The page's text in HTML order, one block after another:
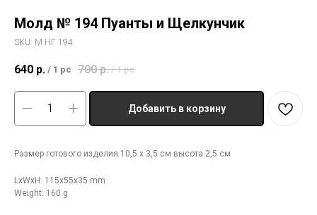
Молд № 194 Пуанты и Щелкунчик
SKU: М НГ 194
640 р. / 1 pc 700 р. / 1 pc
Добавить в корзину
Размер готового изделия 10,5 х 3,5 см высота 2,5 см
LxWxH: 115x55x35 mm
Weight: 160 g